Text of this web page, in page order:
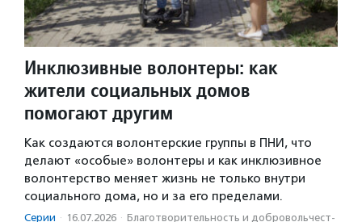
Инклюзивные волонтеры: как
жители социальных домов
помогают другим
Как создаются волонтерские группы в ПНИ, что
делают «особые» волонтеры и как инклюзивное
волонтерство меняет жизнь не только внутри
социального дома, но и за его пределами.
Серии · 16.07.2026 · Благотвори­тель­ность и доброволь­чест­